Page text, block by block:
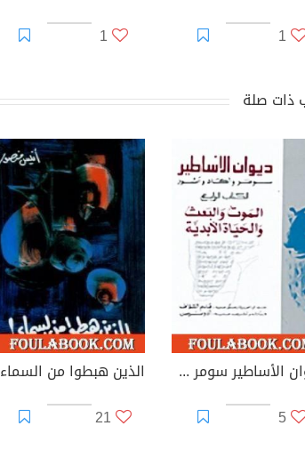
1
1
ذات صلة
ديوان الأساطير سومر وآكاد وآشور الكتاب الرابع الموت والبعث و الحياة الأبدية
5
الذين هبطوا من السماء
21